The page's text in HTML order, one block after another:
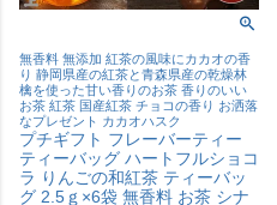
無香料 無添加 紅茶の風味にカカオの香
り 静岡県産の紅茶と青森県産の乾燥林
檎を使った甘い香りのお茶 香りのいい
お茶 紅茶 国産紅茶 チョコの香り お洒落
なプレゼント カカオハスク
プチギフト フレーバーティー
ティーバッグ ハートフルショコ
ラ りんごの和紅茶 ティーバッ
グ 2.5ｇ×6袋 無香料 お茶 シナ